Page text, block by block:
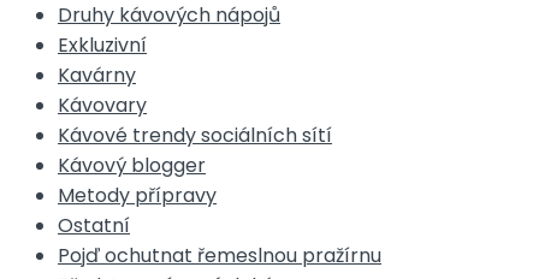
Druhy kávových nápojů
Exkluzivní
Kavárny
Kávovary
Kávové trendy sociálních sítí
Kávový blogger
Metody přípravy
Ostatní
Pojď ochutnat řemeslnou pražírnu